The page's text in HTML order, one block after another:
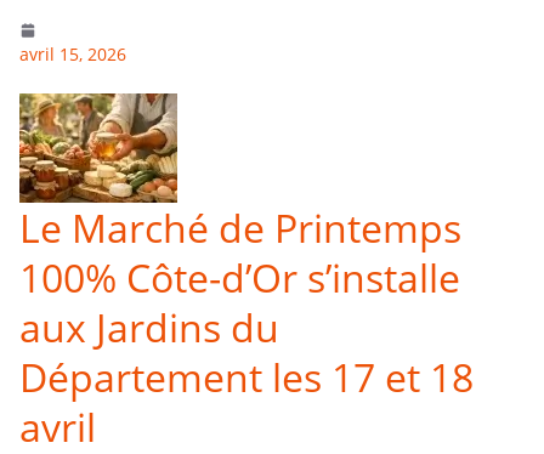
avril 15, 2026
Le Marché de Printemps
100% Côte-d’Or s’installe
aux Jardins du
Département les 17 et 18
avril